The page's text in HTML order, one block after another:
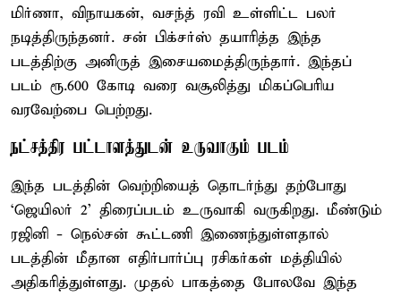
மிர்ணா, விநாயகன், வசந்த் ரவி உள்ளிட்ட பலர்
நடித்திருந்தனர். சன் பிக்சர்ஸ் தயாரித்த இந்த
படத்திற்கு அனிருத் இசையமைத்திருந்தார். இந்தப்
படம் ரூ.600 கோடி வரை வசூலித்து மிகப்பெரிய
வரவேற்பை பெற்றது.
நட்சத்திர பட்டாளத்துடன் உருவாகும் படம்
இந்த படத்தின் வெற்றியைத் தொடர்ந்து தற்போது
‘ஜெயிலர் 2’ திரைப்படம் உருவாகி வருகிறது. மீண்டும்
ரஜினி - நெல்சன் கூட்டணி இணைந்துள்ளதால்
படத்தின் மீதான எதிர்பார்ப்பு ரசிகர்கள் மத்தியில்
அதிகரித்துள்ளது. முதல் பாகத்தை போலவே இந்த